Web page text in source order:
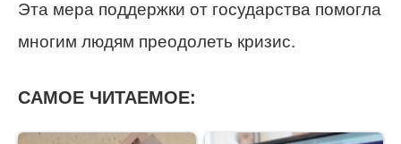
Эта мера поддержки от государства помогла
многим людям преодолеть кризис.
САМОЕ ЧИТАЕМОЕ: